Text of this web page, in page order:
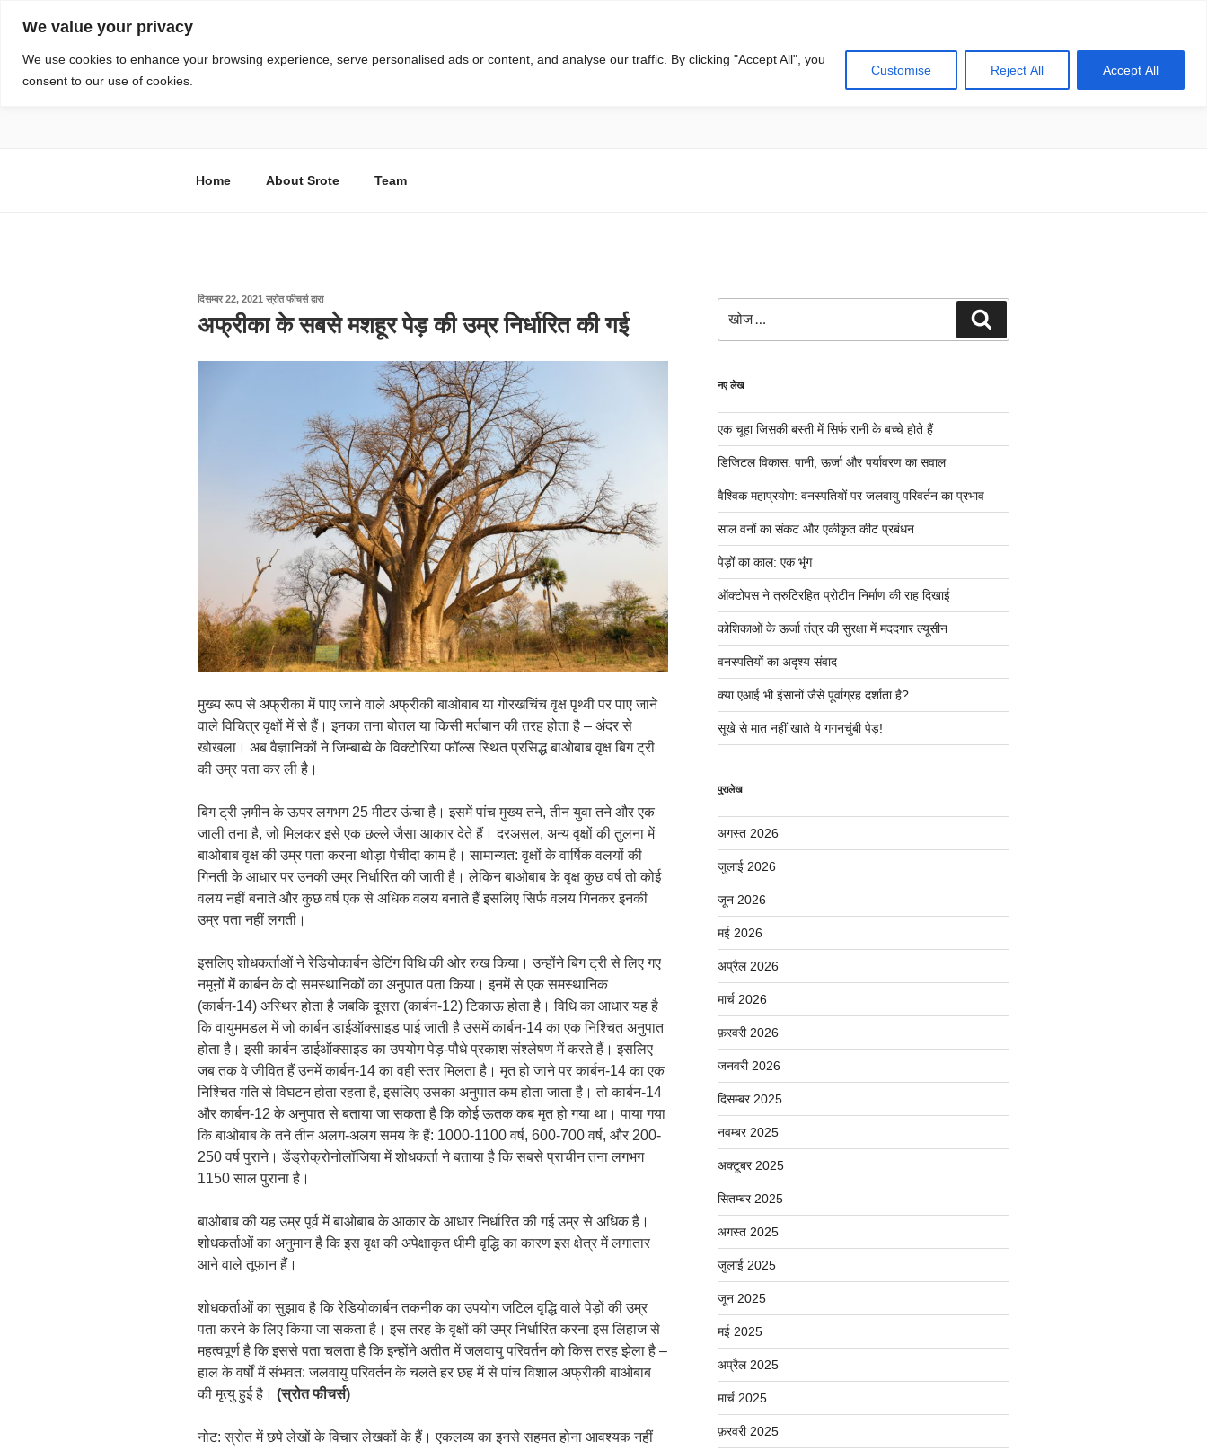
We value your privacy
We use cookies to enhance your browsing experience, serve personalised ads or content, and analyse our traffic. By clicking "Accept All", you
consent to our use of cookies.
Customise Reject All Accept All
स्रोत
Home About Srote Team
दिसम्बर 22, 2021 पर
प्रकाशित
किया
स्रोत फीचर्सद्वारा
अफ्रीका के सबसे मशहूर पेड़ की उम्र निर्धारित की गई
मुख्य रूप से अफ्रीका में पाए जाने वाले अफ्रीकी बाओबाब या गोरखचिंच वृक्ष पृथ्वी पर पाए जाने
वाले विचित्र वृक्षों में से हैं। इनका तना बोतल या किसी मर्तबान की तरह होता है – अंदर से
खोखला। अब वैज्ञानिकों ने जिम्बाब्वे के विक्टोरिया फॉल्स स्थित प्रसिद्ध बाओबाब वृक्ष बिग ट्री
की उम्र पता कर ली है।
बिग ट्री ज़मीन के ऊपर लगभग 25 मीटर ऊंचा है। इसमें पांच मुख्य तने, तीन युवा तने और एक
जाली तना है, जो मिलकर इसे एक छल्ले जैसा आकार देते हैं। दरअसल, अन्य वृक्षों की तुलना में
बाओबाब वृक्ष की उम्र पता करना थोड़ा पेचीदा काम है। सामान्यत: वृक्षों के वार्षिक वलयों की
गिनती के आधार पर उनकी उम्र निर्धारित की जाती है। लेकिन बाओबाब के वृक्ष कुछ वर्ष तो कोई
वलय नहीं बनाते और कुछ वर्ष एक से अधिक वलय बनाते हैं इसलिए सिर्फ वलय गिनकर इनकी
उम्र पता नहीं लगती।
इसलिए शोधकर्ताओं ने रेडियोकार्बन डेटिंग विधि की ओर रुख किया। उन्होंने बिग ट्री से लिए गए
नमूनों में कार्बन के दो समस्थानिकों का अनुपात पता किया। इनमें से एक समस्थानिक
(कार्बन-14) अस्थिर होता है जबकि दूसरा (कार्बन-12) टिकाऊ होता है। विधि का आधार यह है
कि वायुममडल में जो कार्बन डाईऑक्साइड पाई जाती है उसमें कार्बन-14 का एक निश्चित अनुपात
होता है। इसी कार्बन डाईऑक्साइड का उपयोग पेड़-पौधे प्रकाश संश्लेषण में करते हैं। इसलिए
जब तक वे जीवित हैं उनमें कार्बन-14 का वही स्तर मिलता है। मृत हो जाने पर कार्बन-14 का एक
निश्चित गति से विघटन होता रहता है, इसलिए उसका अनुपात कम होता जाता है। तो कार्बन-14
और कार्बन-12 के अनुपात से बताया जा सकता है कि कोई ऊतक कब मृत हो गया था। पाया गया
कि बाओबाब के तने तीन अलग-अलग समय के हैं: 1000-1100 वर्ष, 600-700 वर्ष, और 200-
250 वर्ष पुराने। डेंड्रोक्रोनोलॉजिया में शोधकर्ता ने बताया है कि सबसे प्राचीन तना लगभग
1150 साल पुराना है।
बाओबाब की यह उम्र पूर्व में बाओबाब के आकार के आधार निर्धारित की गई उम्र से अधिक है।
शोधकर्ताओं का अनुमान है कि इस वृक्ष की अपेक्षाकृत धीमी वृद्धि का कारण इस क्षेत्र में लगातार
आने वाले तूफान हैं।
शोधकर्ताओं का सुझाव है कि रेडियोकार्बन तकनीक का उपयोग जटिल वृद्धि वाले पेड़ों की उम्र
पता करने के लिए किया जा सकता है। इस तरह के वृक्षों की उम्र निर्धारित करना इस लिहाज से
महत्वपूर्ण है कि इससे पता चलता है कि इन्होंने अतीत में जलवायु परिवर्तन को किस तरह झेला है –
हाल के वर्षों में संभवत: जलवायु परिवर्तन के चलते हर छह में से पांच विशाल अफ्रीकी बाओबाब
की मृत्यु हुई है। (स्रोत फीचर्स)
नोट: स्रोत में छपे लेखों के विचार लेखकों के हैं। एकलव्य का इनसे सहमत होना आवश्यक नहीं
नए लेख
एक चूहा जिसकी बस्ती में सिर्फ रानी के बच्चे होते हैं
डिजिटल विकास: पानी, ऊर्जा और पर्यावरण का सवाल
वैश्विक महाप्रयोग: वनस्पतियों पर जलवायु परिवर्तन का प्रभाव
साल वनों का संकट और एकीकृत कीट प्रबंधन
पेड़ों का काल: एक भृंग
ऑक्टोपस ने त्रुटिरहित प्रोटीन निर्माण की राह दिखाई
कोशिकाओं के ऊर्जा तंत्र की सुरक्षा में मददगार ल्यूसीन
वनस्पतियों का अदृश्य संवाद
क्या एआई भी इंसानों जैसे पूर्वाग्रह दर्शाता है?
सूखे से मात नहीं खाते ये गगनचुंबी पेड़!
पुरालेख
अगस्त 2026
जुलाई 2026
जून 2026
मई 2026
अप्रैल 2026
मार्च 2026
फ़रवरी 2026
जनवरी 2026
दिसम्बर 2025
नवम्बर 2025
अक्टूबर 2025
सितम्बर 2025
अगस्त 2025
जुलाई 2025
जून 2025
मई 2025
अप्रैल 2025
मार्च 2025
फ़रवरी 2025